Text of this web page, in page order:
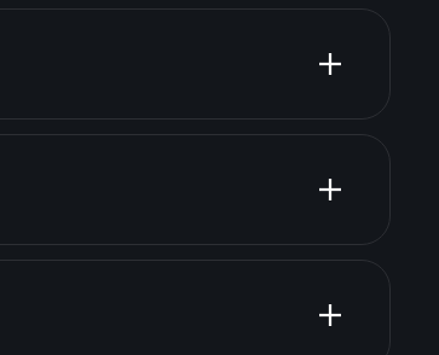
ZT1A 재무